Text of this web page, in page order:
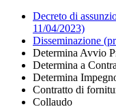
Decreto di
11/04/2023)
Disseminazione
Determina Avvio
Determina a
Determina
Contratto di
Collaudo